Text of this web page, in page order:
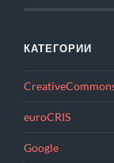
КАТЕГОРИИ
euroCRIS
Google